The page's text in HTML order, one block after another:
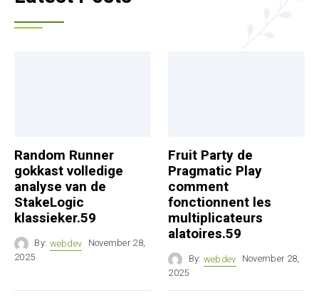
Random Runner
gokkast volledige
analyse van de
StakeLogic
klassieker.59
By: webdev November 28,
2025
Fruit Party de
Pragmatic Play
comment
fonctionnent les
multiplicateurs
alatoires.59
By: webdev November 28,
2025